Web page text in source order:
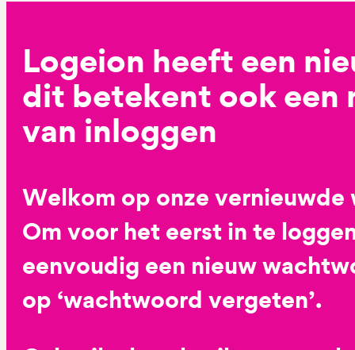
Logeion heeft een
dit betekent ook een
van inloggen
Welkom op onze vernieuwde
Om voor het eerst in te
eenvoudig een nieuw
op ‘wachtwoord vergeten’.